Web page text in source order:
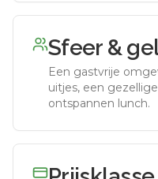
Sfeer &
Een gastvrije
uitjes, een
ontspannen lunch.